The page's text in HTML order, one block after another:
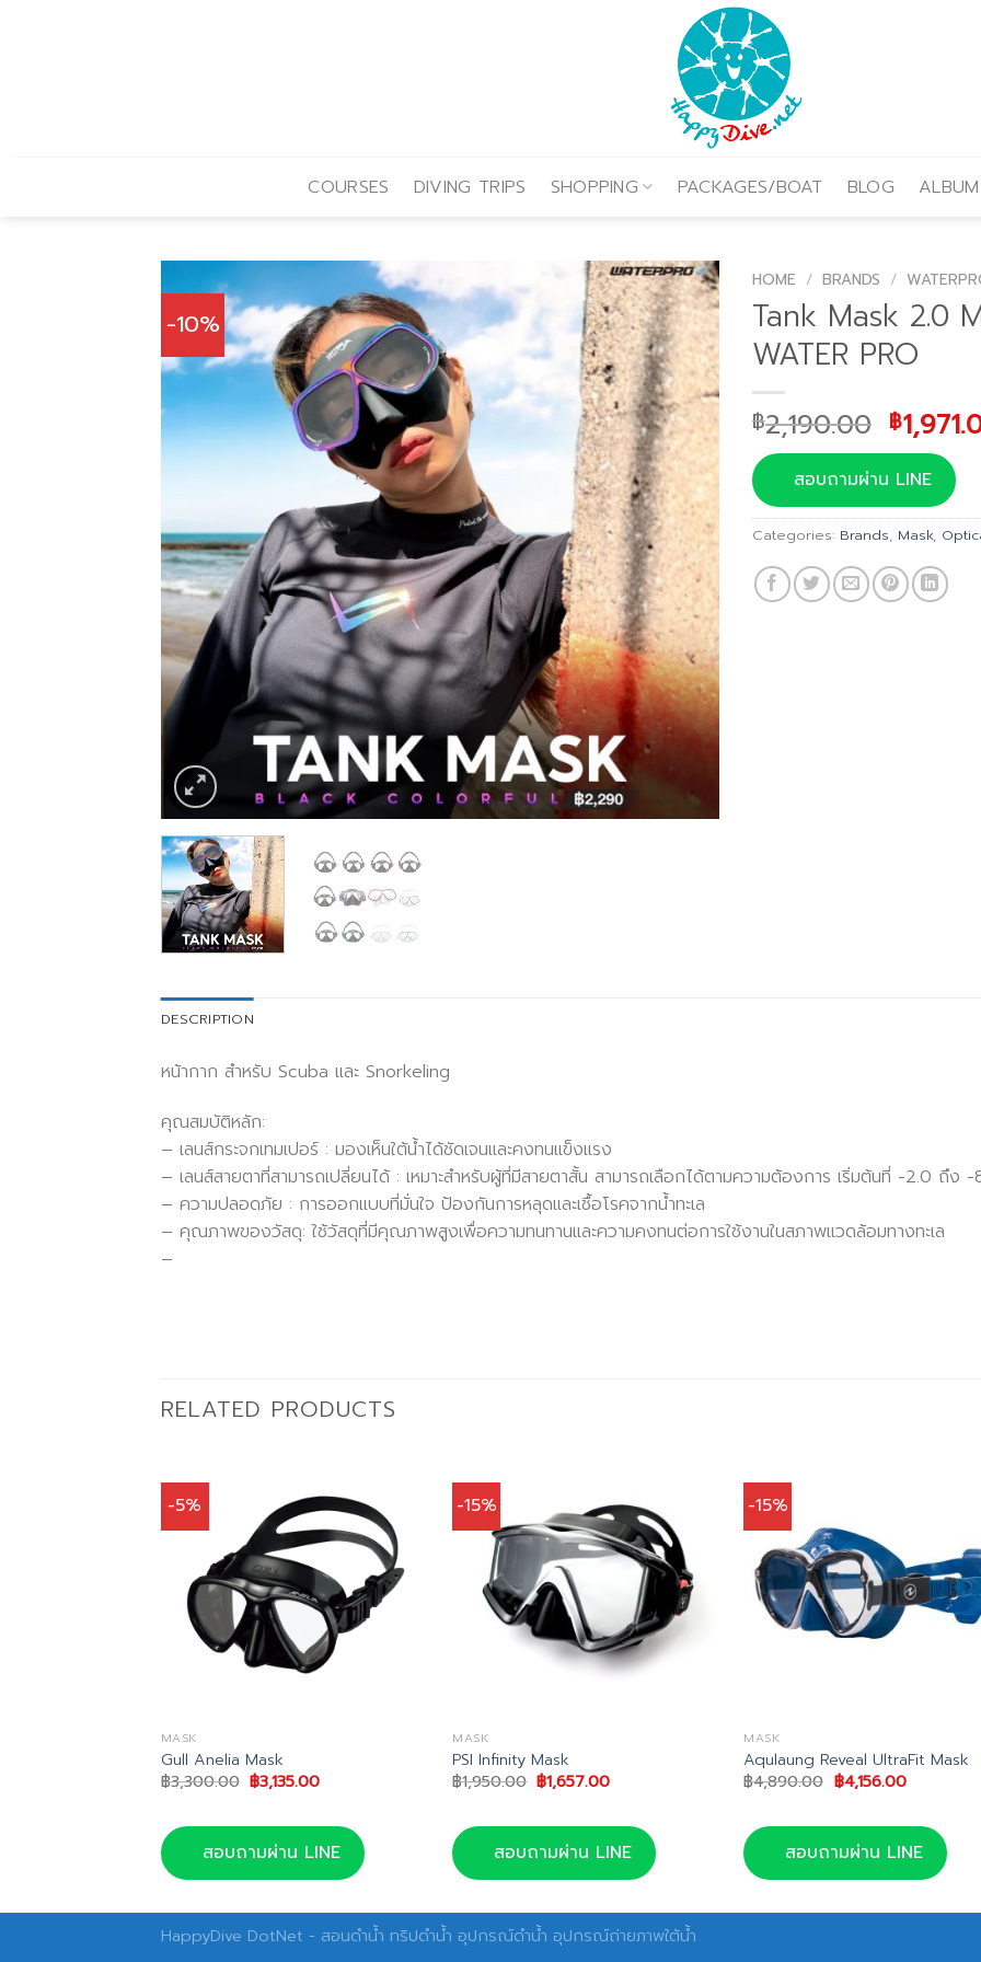
COURSES DIVING TRIPS SHOPPING PACKAGES/BOAT BLOG ALBUM
-10%
HOME / BRANDS /
Tank Mask 2.0
WATER PRO
฿2,190.00
price
was:
฿
฿
สอบถามผ่าน LINE
Categories: Brands, Mask,
DESCRIPTION
หน้ากาก สำหรับ Scuba และ Snorkeling
คุณสมบัติหลัก:
– เลนส์กระจกเทมเปอร์ : มองเห็นใต้น้ำได้ชัดเจนและคงทนแข็งแรง
– เลนส์สายตาที่สามารถเปลี่ยนได้ : เหมาะสำหรับผู้ที่มีสายตาสั้น สามารถเลือกได้ตามความต้องการ เริ่มต้นที่ -2.0 ถึง
– ความปลอดภัย : การออกแบบที่มั่นใจ ป้องกันการหลุดและเชื้อโรคจากน้ำทะเล
– คุณภาพของวัสดุ: ใช้วัสดุที่มีคุณภาพสูงเพื่อความทนทานและความคงทนต่อการใช้งานในสภาพแวดล้อมทางทะเล
–
RELATED PRODUCTS
-5%
MASK
Gull Anelia Mask
฿3,300.00 Original
price
฿3,300.00.
฿3,135.00Current
฿3,135.00.
สอบถามผ่าน LINE
-15%
MASK
PSI Infinity Mask
฿1,950.00 Original
price
฿1,950.00.
฿1,657.00Current
฿1,657.00.
สอบถามผ่าน LINE
-15%
MASK
Aqulaung Reveal UltraFit Mask
฿4,890.00 Original
price
฿4,890.00.
฿4,156.00Current
฿4,156.00.
สอบถามผ่าน LINE
HappyDive DotNet - สอนดำน้ำ ทริปดำน้ำ อุปกรณ์ดำน้ำ อุปกรณ์ถ่ายภาพใต้น้ำ